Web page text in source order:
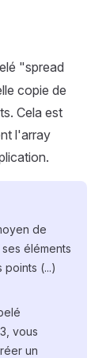
"spread
copie de
Cela est
l'array
de
éléments
points (...)
vous
un